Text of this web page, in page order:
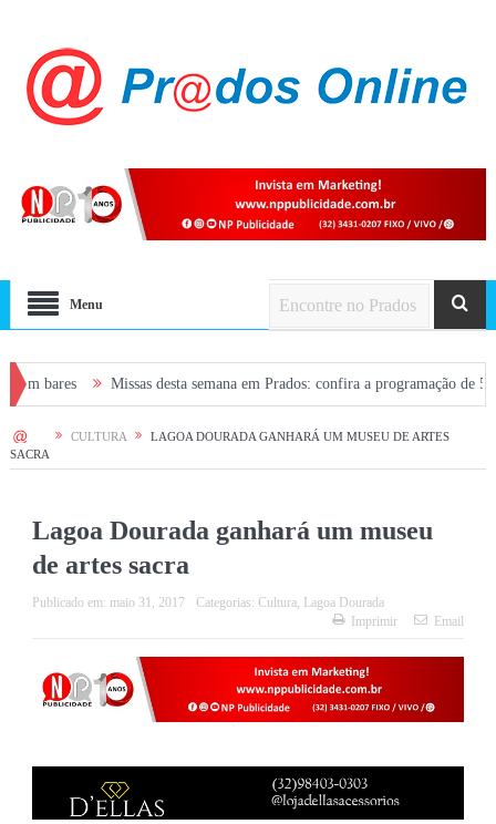
Menu
Missas desta semana em Prados: confira a programação de 5 a 9 de
HOME CULTURA
LAGOA DOURADA GANHARÁ UM MUSEU DE ARTES
SACRA
Lagoa Dourada ganhará um museu
de artes sacra
Publicado em: maio 31, 2017 Categorias: Cultura, Lagoa Dourada
Imprimir
Email